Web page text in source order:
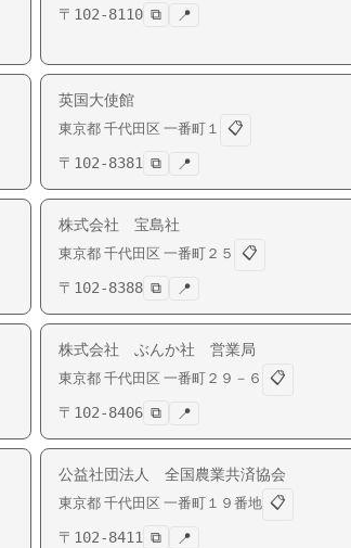
〒 102-8110 ⧉ 📍
英国大使館
東京都 千代田区 一番町 １
📋
〒 102-8381 ⧉ 📍
株式会社 宝島社
東京都 千代田区 一番町 ２５
📋
〒 102-8388 ⧉ 📍
株式会社 ぶんか社 営業局
東京都 千代田区 一番町 ２９－６
📋
〒 102-8406 ⧉ 📍
公益社団法人 全国農業共済協会
東京都 千代田区 一番町 １９番地 📋
〒 102-8411 ⧉ 📍